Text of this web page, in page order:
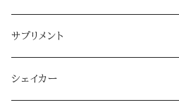
サプリメント
シェイカー